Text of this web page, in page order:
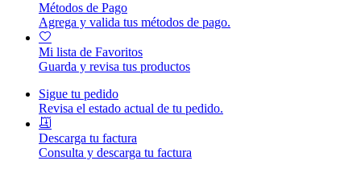
Métodos de Pago
Agrega y valida tus métodos de pago.
Mi lista de Favoritos
Guarda y revisa tus productos
Sigue tu pedido
Revisa el estado actual de tu pedido.
Descarga tu factura
Consulta y descarga tu factura